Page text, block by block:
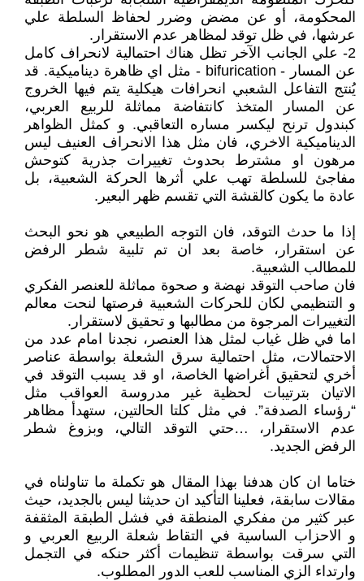
المحكومة، أو عن مضض وضرر لحفاظ السلطة علي
عرشها، في ظل توقد لمظاهر عدم الاستقرار.
2- علي الجانب الآخر تظل هناك احتمالية لانحراف كامل
عن المسار - bifurication - مثل اي ظاهرة ديناميكية. قد
يُنتج التفاعل الشعبي انحرافات هيكلية يتم فيها الخروج
عن المسار المتخذ كانتفاضة مماثلة للربيع العربي،
كبندول ترنح ليكسر مساره التعاقبي. و كمثل الظواهر
الديناميكية الاخري، فان مثل هذا الانحراف العنيف ليس
مرهون او مشترط بحدوث تغييرات جذرية كتوحش
مفاجئ للسلطة تهب علي أثرها الحركة الشعبية، بل
عادة ما يكون كالقشة التي تقسم ظهر البعير.
إذا ما حدث التوقد، فان التوجه الطبيعي هو نحو البحث
عن استقرار، خاصة بعد ان تم تلبية شطر الرفض
للمطالب الشعبية.
فان صاحب التوقد نهضة و صحوة مماثلة للعنصر الفكري
و التنظيمي لكان للحركات الشعبية فرصتها لنحت معالم
التغييرات المرجوة من مطالبها و تحقيق لاستقرار.
اما في ظل غياب لمثل هذا العنصر، نجدنا امام عدد من
الاحتمالات، مثل احتمالية سرق الشعلة بواسطة عناصر
أخري لتحقيق أغراضها الخاصة، او قد يسبب التوقد في
الاتيان بترتيبات لحظية غير مدروسة العواقب مثل
“رؤساء الصدفة”. في مثل كلتا الحالتين، ستهدأ مظاهر
عدم الاستقرار، …حتي التوقد التالي، وبزوغ شطر
الرفض الجديد.
ختاما ان كان هدفنا بهذا المقال هو تكملة ما تناولناه في
مقالات سابقة، فعلينا التأكيد ان حديثنا ليس بالجديد، حيث
عبر كثير من مفكري المنطقة في فشل الطبقة المثقفة
و الاحزاب الساسية في التقاط شعلة الربيع العربي و
التي سرقت بواسطة تنظيمات أكثر حنكه في التجمل
وارتداء الزي المناسب للعب الدور المطلوب.